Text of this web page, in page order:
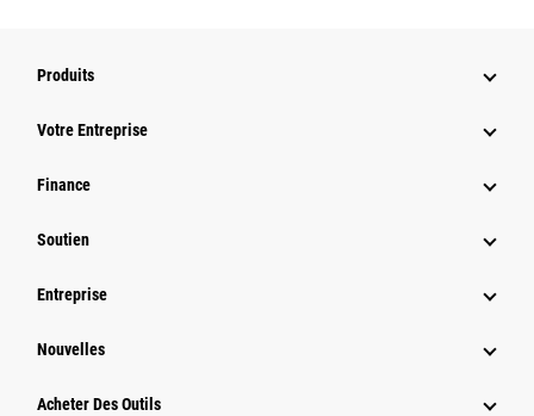
Produits
Votre Entreprise
Finance
Soutien
Entreprise
Nouvelles
Acheter Des Outils